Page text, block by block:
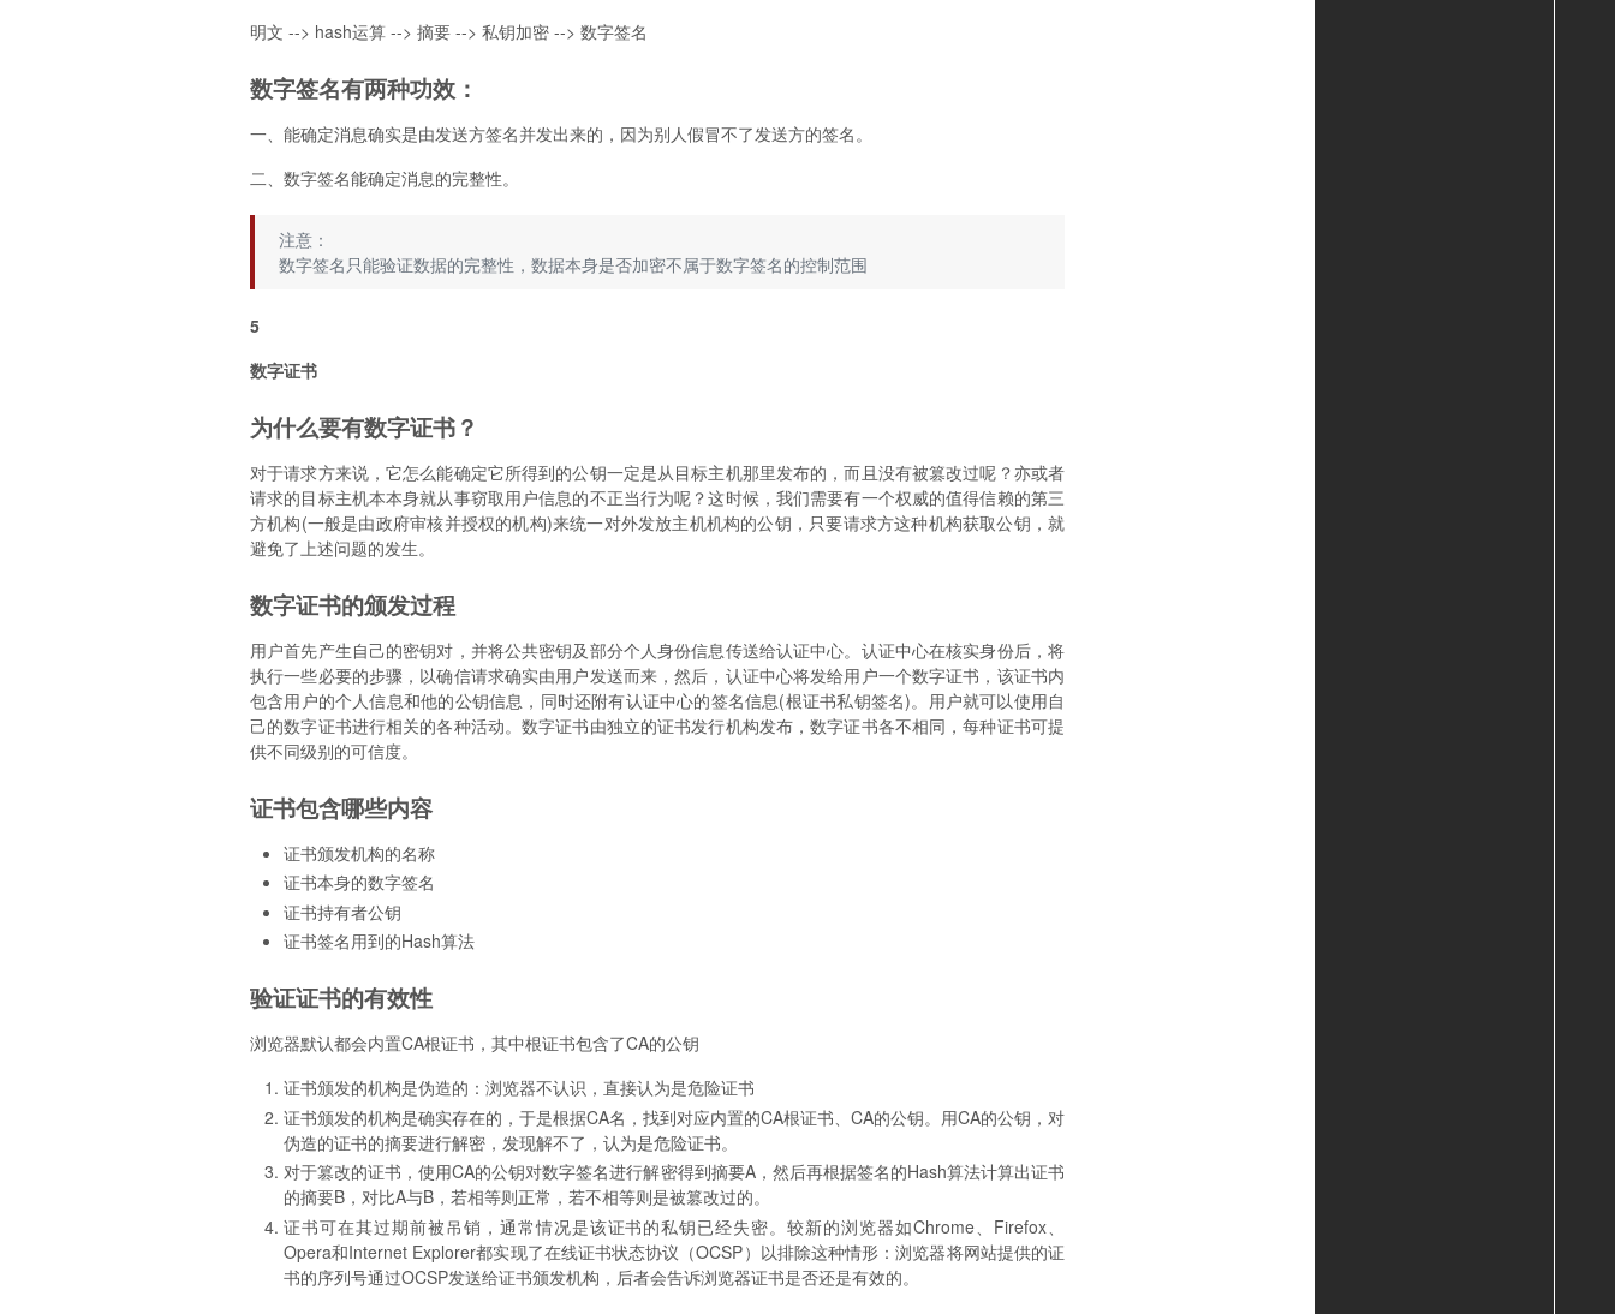
明文 --> hash运算 --> 摘要 --> 私钥加密 --> 数字签名
数字签名有两种功效：
一、能确定消息确实是由发送方签名并发出来的，因为别人假冒不了发送方的签名。
二、数字签名能确定消息的完整性。
注意：
数字签名只能验证数据的完整性，数据本身是否加密不属于数字签名的控制范围
5
数字证书
为什么要有数字证书？
对于请求方来说，它怎么能确定它所得到的公钥一定是从目标主机那里发布的，而且没有被篡改过呢？亦或者
请求的目标主机本本身就从事窃取用户信息的不正当行为呢？这时候，我们需要有一个权威的值得信赖的第三
方机构(一般是由政府审核并授权的机构)来统一对外发放主机机构的公钥，只要请求方这种机构获取公钥，就
避免了上述问题的发生。
数字证书的颁发过程
用户首先产生自己的密钥对，并将公共密钥及部分个人身份信息传送给认证中心。认证中心在核实身份后，将
执行一些必要的步骤，以确信请求确实由用户发送而来，然后，认证中心将发给用户一个数字证书，该证书内
包含用户的个人信息和他的公钥信息，同时还附有认证中心的签名信息(根证书私钥签名)。用户就可以使用自
己的数字证书进行相关的各种活动。数字证书由独立的证书发行机构发布，数字证书各不相同，每种证书可提
供不同级别的可信度。
证书包含哪些内容
证书颁发机构的名称
证书本身的数字签名
证书持有者公钥
证书签名用到的Hash算法
验证证书的有效性
浏览器默认都会内置CA根证书，其中根证书包含了CA的公钥
证书颁发的机构是伪造的：浏览器不认识，直接认为是危险证书
证书颁发的机构是确实存在的，于是根据CA名，找到对应内置的CA根证书、CA的公钥。用CA的公钥，对
伪造的证书的摘要进行解密，发现解不了，认为是危险证书。
对于篡改的证书，使用CA的公钥对数字签名进行解密得到摘要A，然后再根据签名的Hash算法计算出证书
的摘要B，对比A与B，若相等则正常，若不相等则是被篡改过的。
证书可在其过期前被吊销，通常情况是该证书的私钥已经失密。较新的浏览器如Chrome、Firefox、
Opera和Internet Explorer都实现了在线证书状态协议（OCSP）以排除这种情形：浏览器将网站提供的证
书的序列号通过OCSP发送给证书颁发机构，后者会告诉浏览器证书是否还是有效的。